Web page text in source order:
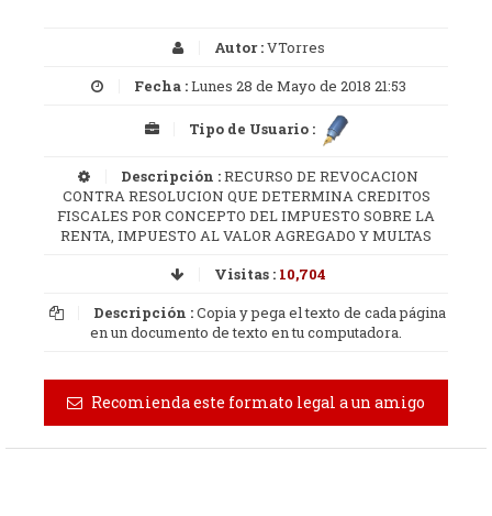
Autor :VTorres
Fecha :Lunes 28 de Mayo de 2018 21:53
Tipo de Usuario :
Descripción :RECURSO DE REVOCACION
CONTRA RESOLUCION QUE DETERMINA CREDITOS
FISCALES POR CONCEPTO DEL IMPUESTO SOBRE LA
RENTA, IMPUESTO AL VALOR AGREGADO Y MULTAS
Visitas : 10,704
Descripción :Copia y pega el texto de cada página
en un documento de texto en tu computadora.
Recomienda este formato legal a un amigo